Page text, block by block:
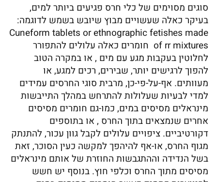
סוגים מסוימים של כלי חרס פגיעים ביותר למים,
בעיקר כאלה שעשויים מבוץ שיובש בשמש לדוגמה:
Cuneform tablets or ethnographic fetishes made
of rr mixtures חומרים כאלה עלולים להתפורר
לחלוטין בעקבות מגע עם מים , או במקרה הטוב
להפוך לרגישים יותר, שבירים, רכים למגע, או
מעוותים. אף-על-פי-כן, מרבית סוגי החרסים עמידים
למדי לבעיות שעלולות להתרחש במהלך התייבשות
מינראלים מסיסים במים, כמו-גם חומרים מסיסים
אחרים שנמצאים בתוך החרס , או בתוספים
דקורטיביים. ציפויים עלולים לקבל גוון עכור, להתנתק
מגוף החרס, או-אף להיהפך למקשה כעין הסוכר, זאת
בשל הנדידה וההתגבשות החוזרת של אותם מינראלים
מסיסים מתוך החרס וכלפי חוץ. בנוסף יש חשש